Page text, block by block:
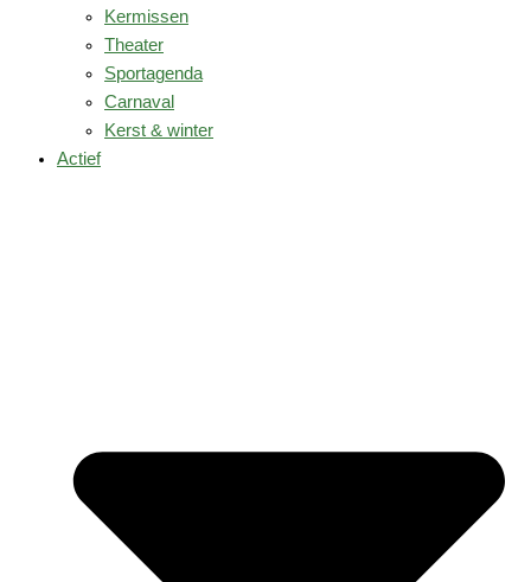
Kermissen
Theater
Sportagenda
Carnaval
Kerst & winter
Actief